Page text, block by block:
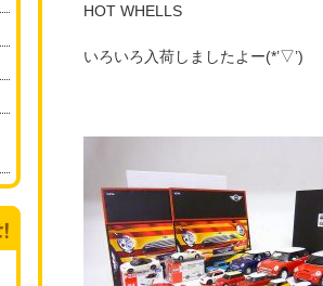
HOT WHELLS
いろいろ入荷しましたよー(*’▽’)